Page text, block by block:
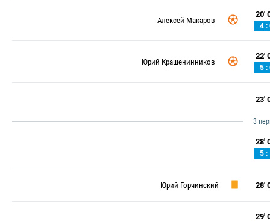
Алексей Макаров
20'
4 :
Юрий Крашенинников
22'
5 :
23'
3
28'
5 :
Юрий Горчинский 28'
29'